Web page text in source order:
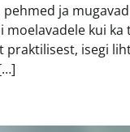
pehmed ja
moelavadele kui ka
praktilisest, isegi